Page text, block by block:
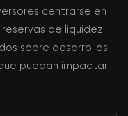
centrarse en
de liquidez
sobre desarrollos
puedan impactar